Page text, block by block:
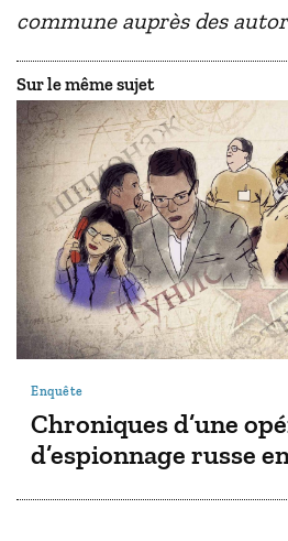
commune auprès des
Sur le même sujet
Enquête
Chroniques d’une
d’espionnage russe